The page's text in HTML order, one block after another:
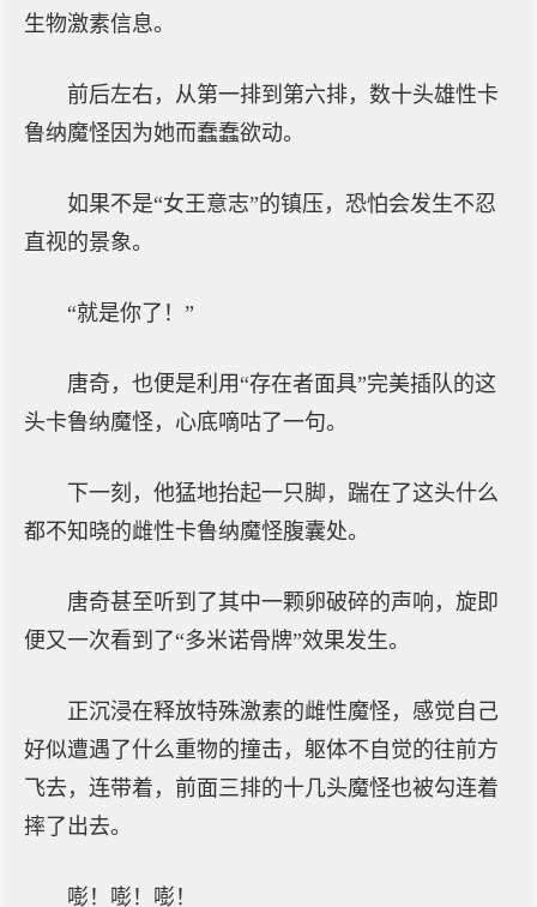
生物激素信息。
前后左右，从第一排到第六排，数十头雄性卡
鲁纳魔怪因为她而蠢蠢欲动。
如果不是“女王意志”的镇压，恐怕会发生不忍
直视的景象。
“就是你了！”
唐奇，也便是利用“存在者面具”完美插队的这
头卡鲁纳魔怪，心底嘀咕了一句。
下一刻，他猛地抬起一只脚，踹在了这头什么
都不知晓的雌性卡鲁纳魔怪腹囊处。
唐奇甚至听到了其中一颗卵破碎的声响，旋即
便又一次看到了“多米诺骨牌”效果发生。
正沉浸在释放特殊激素的雌性魔怪，感觉自己
好似遭遇了什么重物的撞击，躯体不自觉的往前方
飞去，连带着，前面三排的十几头魔怪也被勾连着
摔了出去。
嘭！嘭！嘭！